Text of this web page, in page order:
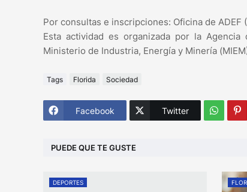
Por consultas e inscripciones: Oficina de
Esta actividad es organizada por la
Ministerio de Industria, Energía y Minería
Tags Florida Sociedad
Facebook Twitter
PUEDE QUE TE GUSTE
DEPORTES